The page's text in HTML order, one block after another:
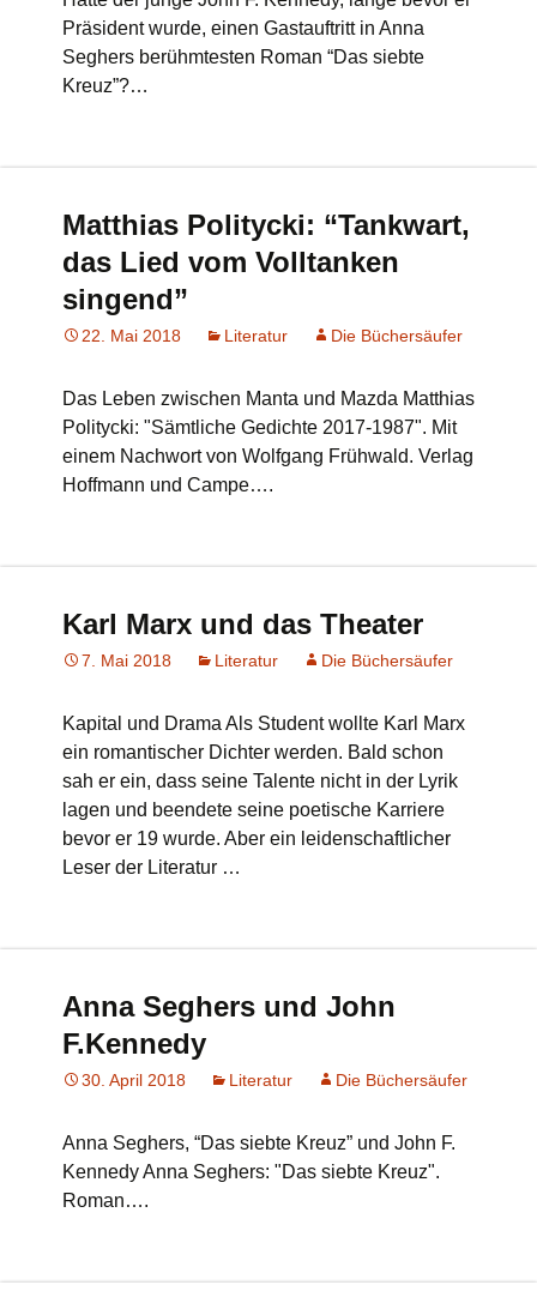
Präsident wurde, einen Gastauftritt in Anna
Seghers berühmtesten Roman “Das siebte
Kreuz”?…
Matthias Politycki: “Tankwart,
das Lied vom Volltanken
singend”
22. Mai 2018 Literatur Die Büchersäufer
Das Leben zwischen Manta und Mazda Matthias
Politycki: "Sämtliche Gedichte 2017-1987". Mit
einem Nachwort von Wolfgang Frühwald. Verlag
Hoffmann und Campe….
Karl Marx und das Theater
7. Mai 2018 Literatur Die Büchersäufer
Kapital und Drama Als Student wollte Karl Marx
ein romantischer Dichter werden. Bald schon
sah er ein, dass seine Talente nicht in der Lyrik
lagen und beendete seine poetische Karriere
bevor er 19 wurde. Aber ein leidenschaftlicher
Leser der Literatur …
Anna Seghers und John
F.Kennedy
30. April 2018 Literatur Die Büchersäufer
Anna Seghers, “Das siebte Kreuz” und John F.
Kennedy Anna Seghers: "Das siebte Kreuz".
Roman….